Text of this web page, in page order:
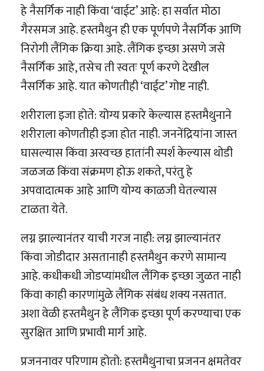
हे नैसर्गिक नाही किंवा ‘वाईट’ आहे: हा सर्वात मोठा
गैरसमज आहे. हस्तमैथुन ही एक पूर्णपणे नैसर्गिक आणि
निरोगी लैंगिक क्रिया आहे. लैंगिक इच्छा असणे जसे
नैसर्गिक आहे, तसेच ती स्वतः पूर्ण करणे देखील
नैसर्गिक आहे. यात कोणतीही ‘वाईट’ गोष्ट नाही.
शरीराला इजा होते: योग्य प्रकारे केल्यास हस्तमैथुनाने
शरीराला कोणतीही इजा होत नाही. जननेंद्रियांना जास्त
घासल्यास किंवा अस्वच्छ हातांनी स्पर्श केल्यास थोडी
जळजळ किंवा संक्रमण होऊ शकते, परंतु हे
अपवादात्मक आहे आणि योग्य काळजी घेतल्यास
टाळता येते.
लग्न झाल्यानंतर याची गरज नाही: लग्न झाल्यानंतर
किंवा जोडीदार असतानाही हस्तमैथुन करणे सामान्य
आहे. कधीकधी जोडप्यांमधील लैंगिक इच्छा जुळत नाही
किंवा काही कारणांमुळे लैंगिक संबंध शक्य नसतात.
अशा वेळी हस्तमैथुन हे लैंगिक इच्छा पूर्ण करण्याचा एक
सुरक्षित आणि प्रभावी मार्ग आहे.
प्रजननावर परिणाम होतो: हस्तमैथुनाचा प्रजनन क्षमतेवर